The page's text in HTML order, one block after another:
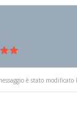
è stato